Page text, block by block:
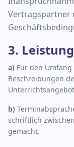
Vertragspartner
3.
a) Für den
Beschreibungen
b)
schriftlich
gemacht.